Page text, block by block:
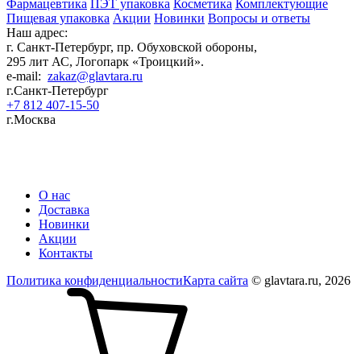
Фармацевтика ПЭТ упаковка Косметика Комплектующие
Пищевая упаковка Акции Новинки Вопросы и ответы
Наш адрес:
г. Санкт-Петербург, пр. Обуховской обороны,
295 лит АС, Логопарк «Троицкий».
e-mail: zakaz@glavtara.ru
г.Санкт-Петербург
+7 812 407-15-50
г.Москва
О нас
Доставка
Новинки
Акции
Контакты
Политика конфиденциальностиКарта сайта © glavtara.ru, 2026